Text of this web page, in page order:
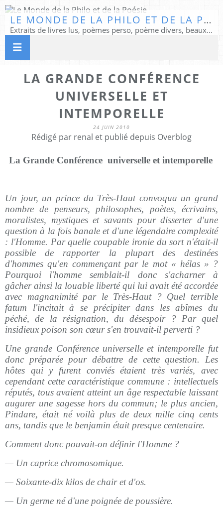
LE MONDE DE LA PHILO ET DE LA POÉSIE
Extraits de livres lus, poèmes perso, poème divers, beaux textes...
LA GRANDE CONFÉRENCE
UNIVERSELLE ET
INTEMPORELLE
24 JUIN 2010
Rédigé par renal et publié depuis Overblog
La Grande Conférence universelle et intemporelle
Un jour, un prince du Très-Haut convoqua un grand
nombre de penseurs, philosophes, poètes, écrivains,
moralistes, mystiques et savants pour disserter d'une
question à la fois banale et d'une légendaire complexité
: l'Homme. Par quelle coupable ironie du sort n'était-il
possible de rapporter la plupart des destinées
d'hommes qu'en commençant par le mot « hélas » ?
Pourquoi l'homme semblait-il donc s'acharner à
gâcher ainsi la louable liberté qui lui avait été accordée
avec magnanimité par le Très-Haut ? Quel terrible
fatum l'incitait à se précipiter dans les abîmes du
péché, de la résignation, du désespoir ? Par quel
insidieux poison son cœur s'en trouvait-il perverti ?
Une grande Conférence universelle et intemporelle fut
donc préparée pour débattre de cette question. Les
hôtes qui y furent conviés étaient très variés, avec
cependant cette caractéristique commune : intellectuels
réputés, tous avaient atteint un âge respectable laissant
augurer une sagesse hors du commun; le plus ancien,
Pindare, était né voilà plus de deux mille cinq cents
ans, tandis que le benjamin était presque centenaire.
Comment donc pouvait-on définir l'Homme ?
— Un caprice chromosomique.
— Soixante-dix kilos de chair et d'os.
— Un germe né d'une poignée de poussière.